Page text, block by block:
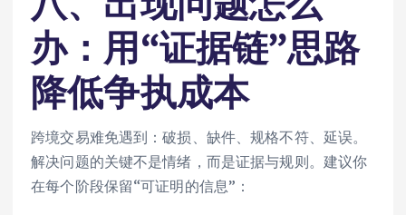
办：用“证据链”思路
降低争执成本
跨境交易难免遇到：破损、缺件、规格不符、延误。
解决问题的关键不是情绪，而是证据与规则。建议你
在每个阶段保留“可证明的信息”：